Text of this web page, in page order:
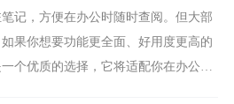
记，方便在办公时随时查阅。但大部
果你想要功能更全面、好用度更高的
个优质的选择，它将适配你在办公、